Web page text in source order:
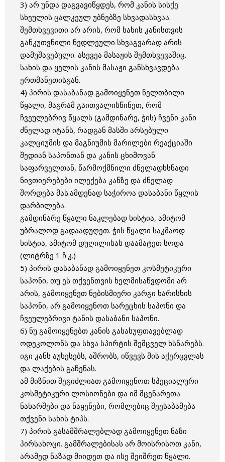
3) არ უნდა დაგვავიწყდეს, რომ კანის სისქე
სხეულის ცალკეულ უბნებზე სხვადასხვაა.
შემთხვევითი არ არის, რომ სახის კანისთვის
განკუთვნილი ნედლეული სხვაგვარად არის
დამუშავებული. ასევეა მასაჟის შემთხვევაშიც.
სახის და ყელის კანის მასაჟი განსხვავდება
ერთმანეთისგან.
4) პირის დასაბანად გამოიყენეთ ნელთბილი
წყალი, მაგრამ გაითვალისწინეთ, რომ
ჩვეულებრივ წყალს (გამდინარე, ჭის) ჩვენი კანი
ძნელად იტანს, რადგან მასში არსებული
კალციუმის და მაგნიუმის მარილები რეაქციაში
შედიან საპონთან და კანის ცხიმოვან
საფარველთან, წარმოქმნილი ძნელადხსნადი
ნივთიერებები ილექება კანზე და ძნელად
შორდება მას.ამდენად საჭიროა დასაბანი წყლის
დარბილება.
გამდინარე წყალი ნაკლებად ხისტია, ამიტომ
უბრალოდ გადაადუღეთ. ჭის წყალი საკმაოდ
ხისტია, ამიტომ დუღილისას დაამატეთ სოდა
(ლიტრზე 1 ჩ.კ.)
5) პირის დასაბანად გამოიყენეთ კოსმეტიკური
საპონი, თუ ეს თქვენთვის ხელმისაწვდომი არ
არის, გამოიყენეთ ნებისმიერი კარგი ხარისხის
საპონი, არ გამოიყენოთ სარეცხის საპონი და
ჩვეულებრივი ტანის დასაბანი საპონი.
6) ნუ გამოიყენებთ კანის გასასუფთავებლად
ოდეკოლონს და სხვა სპირტის შემცველ ხსნარებს.
იგი კანს აუხესებს, აშრობს, იწვევს მის აქერცვლას
და ლაქების გაჩენას.
ამ მიზნით შეგიძლიათ გამოიყენოთ სპეციალური
კოსმეტიკური ლოსიონები და იმ მცენარეთა
ნახარშები და ნაყენები, რომლებიც შეესაბამება
თქვენი სახის ტიპს.
7) პირის გასამშრალებლად გამოიყენეთ ნაზი
პირსახოცი. გამშრალებისას არ მოისრისოთ კანი,
არამედ ნაზად მიიდეთ და ისე შეიშრეთ წყალი.